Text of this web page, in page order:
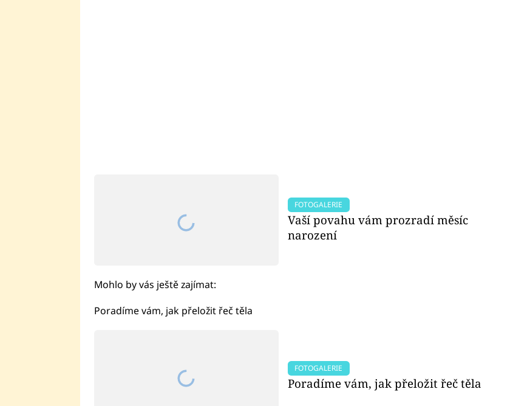
FOTOGALERIE
Vaší povahu vám prozradí měsíc
narození
Mohlo by vás ještě zajímat:
Poradíme vám, jak přeložit řeč těla
FOTOGALERIE
Poradíme vám, jak přeložit řeč těla